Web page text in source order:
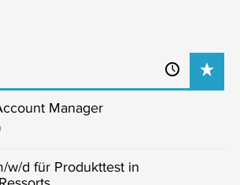
Manager
w/d für Produkttest in